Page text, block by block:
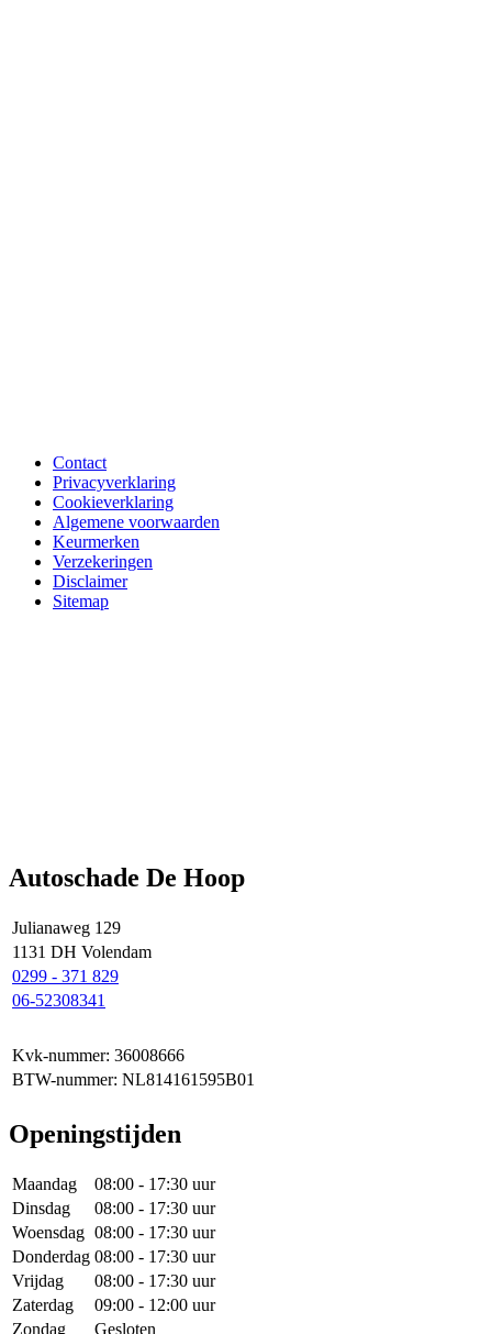
Contact
Privacyverklaring
Cookieverklaring
Algemene voorwaarden
Keurmerken
Verzekeringen
Disclaimer
Sitemap
Autoschade De Hoop
Julianaweg 129
1131 DH Volendam
0299 - 371 829
06-52308341
Kvk-nummer: 36008666
BTW-nummer: NL814161595B01
Openingstijden
Maandag
08:00 - 17:30 uur
Dinsdag
08:00 - 17:30 uur
Woensdag 08:00 - 17:30 uur
Donderdag 08:00 - 17:30 uur
Vrijdag
08:00 - 17:30 uur
Zaterdag
09:00 - 12:00 uur
Zondag
Gesloten